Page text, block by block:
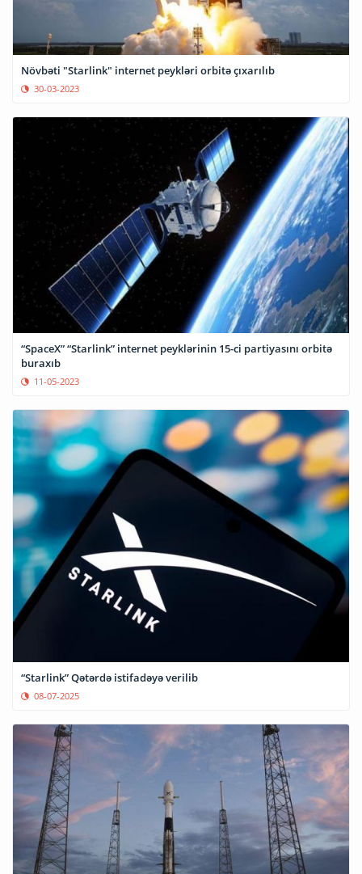
Növbəti "Starlink" internet peykləri orbitə çıxarılıb
30-03-2023
“SpaceX” “Starlink” internet peyklərinin 15-ci partiyasını orbitə
buraxıb
11-05-2023
“Starlink” Qətərdə istifadəyə verilib
08-07-2025